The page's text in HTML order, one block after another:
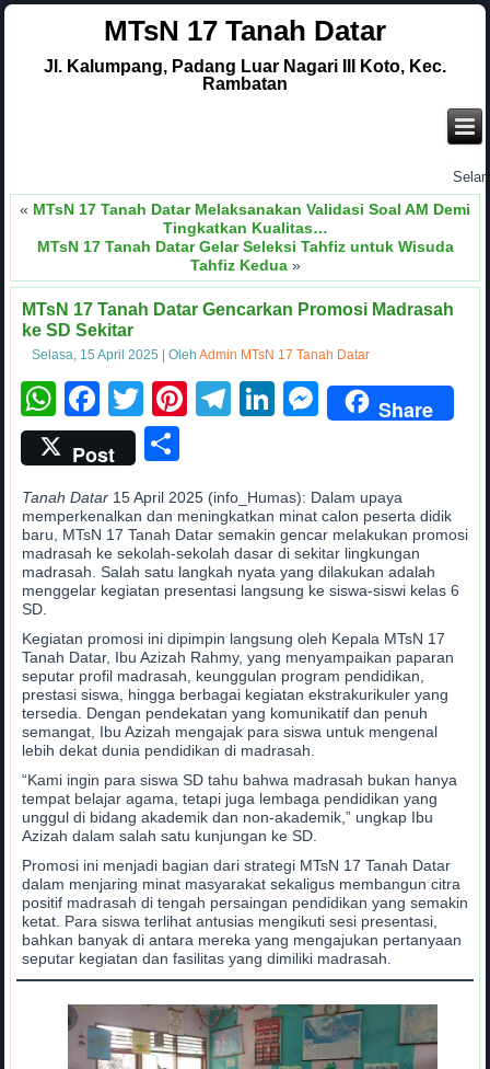
MTsN 17 Tanah Datar
Jl. Kalumpang, Padang Luar Nagari III Koto, Kec.
Rambatan
Selamat
« MTsN 17 Tanah Datar Melaksanakan Validasi Soal AM Demi
Tingkatkan Kualitas…
MTsN 17 Tanah Datar Gelar Seleksi Tahfiz untuk Wisuda
Tahfiz Kedua»
MTsN 17 Tanah Datar Gencarkan Promosi Madrasah
ke SD Sekitar
Selasa, 15 April 2025 |Oleh Admin MTsN 17 Tanah Datar
WhatsApp
Facebook
Twitter
Pinterest
Telegram
LinkedIn
Share
Post
Tanah Datar 15 April 2025 (info_Humas): Dalam upaya
memperkenalkan dan meningkatkan minat calon peserta didik
baru, MTsN 17 Tanah Datar semakin gencar melakukan promosi
madrasah ke sekolah-sekolah dasar di sekitar lingkungan
madrasah. Salah satu langkah nyata yang dilakukan adalah
menggelar kegiatan presentasi langsung ke siswa-siswi kelas 6
SD.
Kegiatan promosi ini dipimpin langsung oleh Kepala MTsN 17
Tanah Datar, Ibu Azizah Rahmy, yang menyampaikan paparan
seputar profil madrasah, keunggulan program pendidikan,
prestasi siswa, hingga berbagai kegiatan ekstrakurikuler yang
tersedia. Dengan pendekatan yang komunikatif dan penuh
semangat, Ibu Azizah mengajak para siswa untuk mengenal
lebih dekat dunia pendidikan di madrasah.
“Kami ingin para siswa SD tahu bahwa madrasah bukan hanya
tempat belajar agama, tetapi juga lembaga pendidikan yang
unggul di bidang akademik dan non-akademik,” ungkap Ibu
Azizah dalam salah satu kunjungan ke SD.
Promosi ini menjadi bagian dari strategi MTsN 17 Tanah Datar
dalam menjaring minat masyarakat sekaligus membangun citra
positif madrasah di tengah persaingan pendidikan yang semakin
ketat. Para siswa terlihat antusias mengikuti sesi presentasi,
bahkan banyak di antara mereka yang mengajukan pertanyaan
seputar kegiatan dan fasilitas yang dimiliki madrasah.